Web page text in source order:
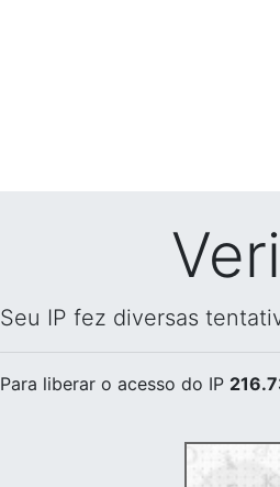
Seu IP fez diversas
Para liberar o acesso do IP